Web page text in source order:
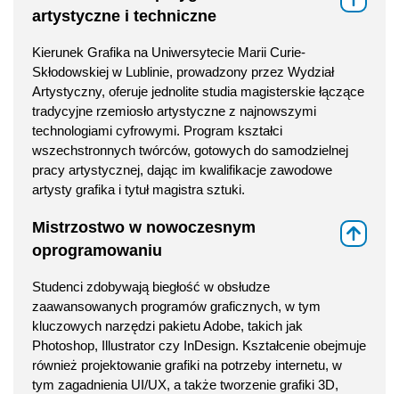
artystyczne i techniczne
Kierunek Grafika na Uniwersytecie Marii Curie-
Skłodowskiej w Lublinie, prowadzony przez Wydział
Artystyczny, oferuje jednolite studia magisterskie łączące
tradycyjne rzemiosło artystyczne z najnowszymi
technologiami cyfrowymi. Program kształci
wszechstronnych twórców, gotowych do samodzielnej
pracy artystycznej, dając im kwalifikacje zawodowe
artysty grafika i tytuł magistra sztuki.
Mistrzostwo w nowoczesnym
oprogramowaniu
Studenci zdobywają biegłość w obsłudze
zaawansowanych programów graficznych, w tym
kluczowych narzędzi pakietu Adobe, takich jak
Photoshop, Illustrator czy InDesign. Kształcenie obejmuje
również projektowanie grafiki na potrzeby internetu, w
tym zagadnienia UI/UX, a także tworzenie grafiki 3D,